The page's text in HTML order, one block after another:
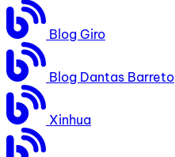
Blog Giro
Blog Dantas Barreto
Xinhua